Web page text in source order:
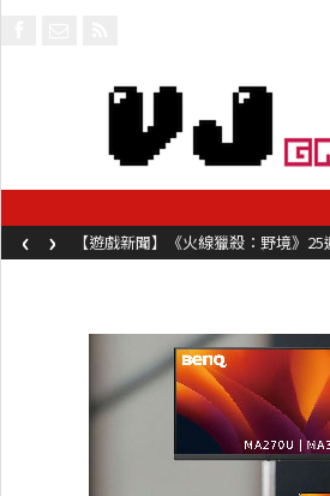
【遊戲新聞】《火線獵殺：野境》
容同時系舊作限時超平價折扣
‹ ›